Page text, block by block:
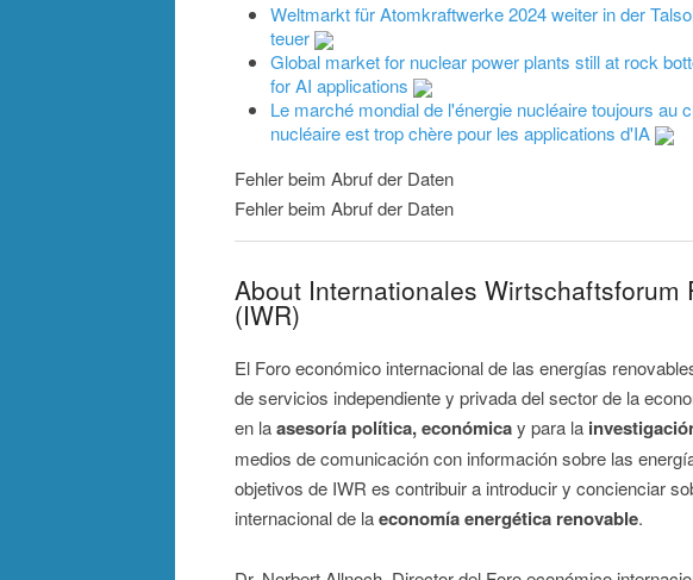
Weltmarkt für Atomkraftwerke 2024 weiter in der
teuer
Global market for nuclear power plants still at rock
for AI applications
Le marché mondial de l'énergie nucléaire toujours au
nucléaire est trop chère pour les applications d'IA
Fehler beim Abruf der Daten
Fehler beim Abruf der Daten
About Internationales Wirtschaftsforum
(IWR)
El Foro económico internacional de las energías
de servicios independiente y privada del sector de la
en laasesoría política, económicay para la
medios de comunicación con información sobre las
objetivos de IWR es contribuir a introducir y concienciar
internacional de laeconomía energética renovable.